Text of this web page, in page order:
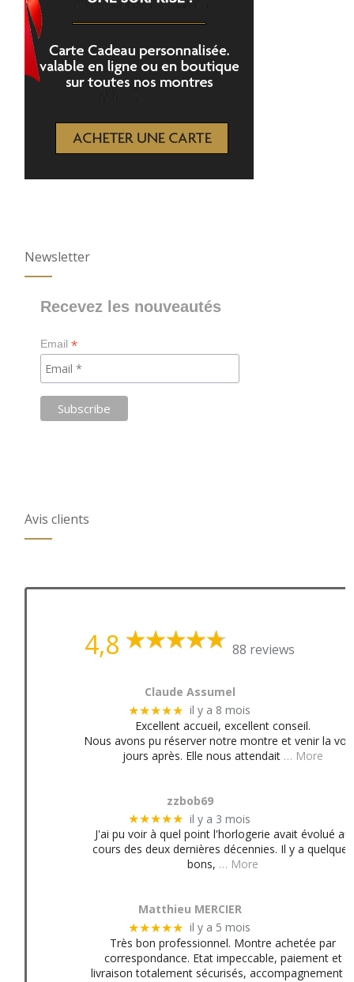
Newsletter
Recevez les nouveautés
Email*
Avis clients
4,8 88 reviews
Claude Assumel
★★★★★ il y a 8 mois
Excellent accueil, excellent conseil.
Nous avons pu réserver notre montre et venir la
jours après. Elle nous attendait … More
zzbob69
★★★★★ il y a 3 mois
J'ai pu voir à quel point l'horlogerie avait évolué au
cours des deux dernières décennies. Il y a quelques
bons, … More
Matthieu MERCIER
★★★★★ il y a 5 mois
Très bon professionnel. Montre achetée par
correspondance. Etat impeccable, paiement et
livraison totalement sécurisés, accompagnement